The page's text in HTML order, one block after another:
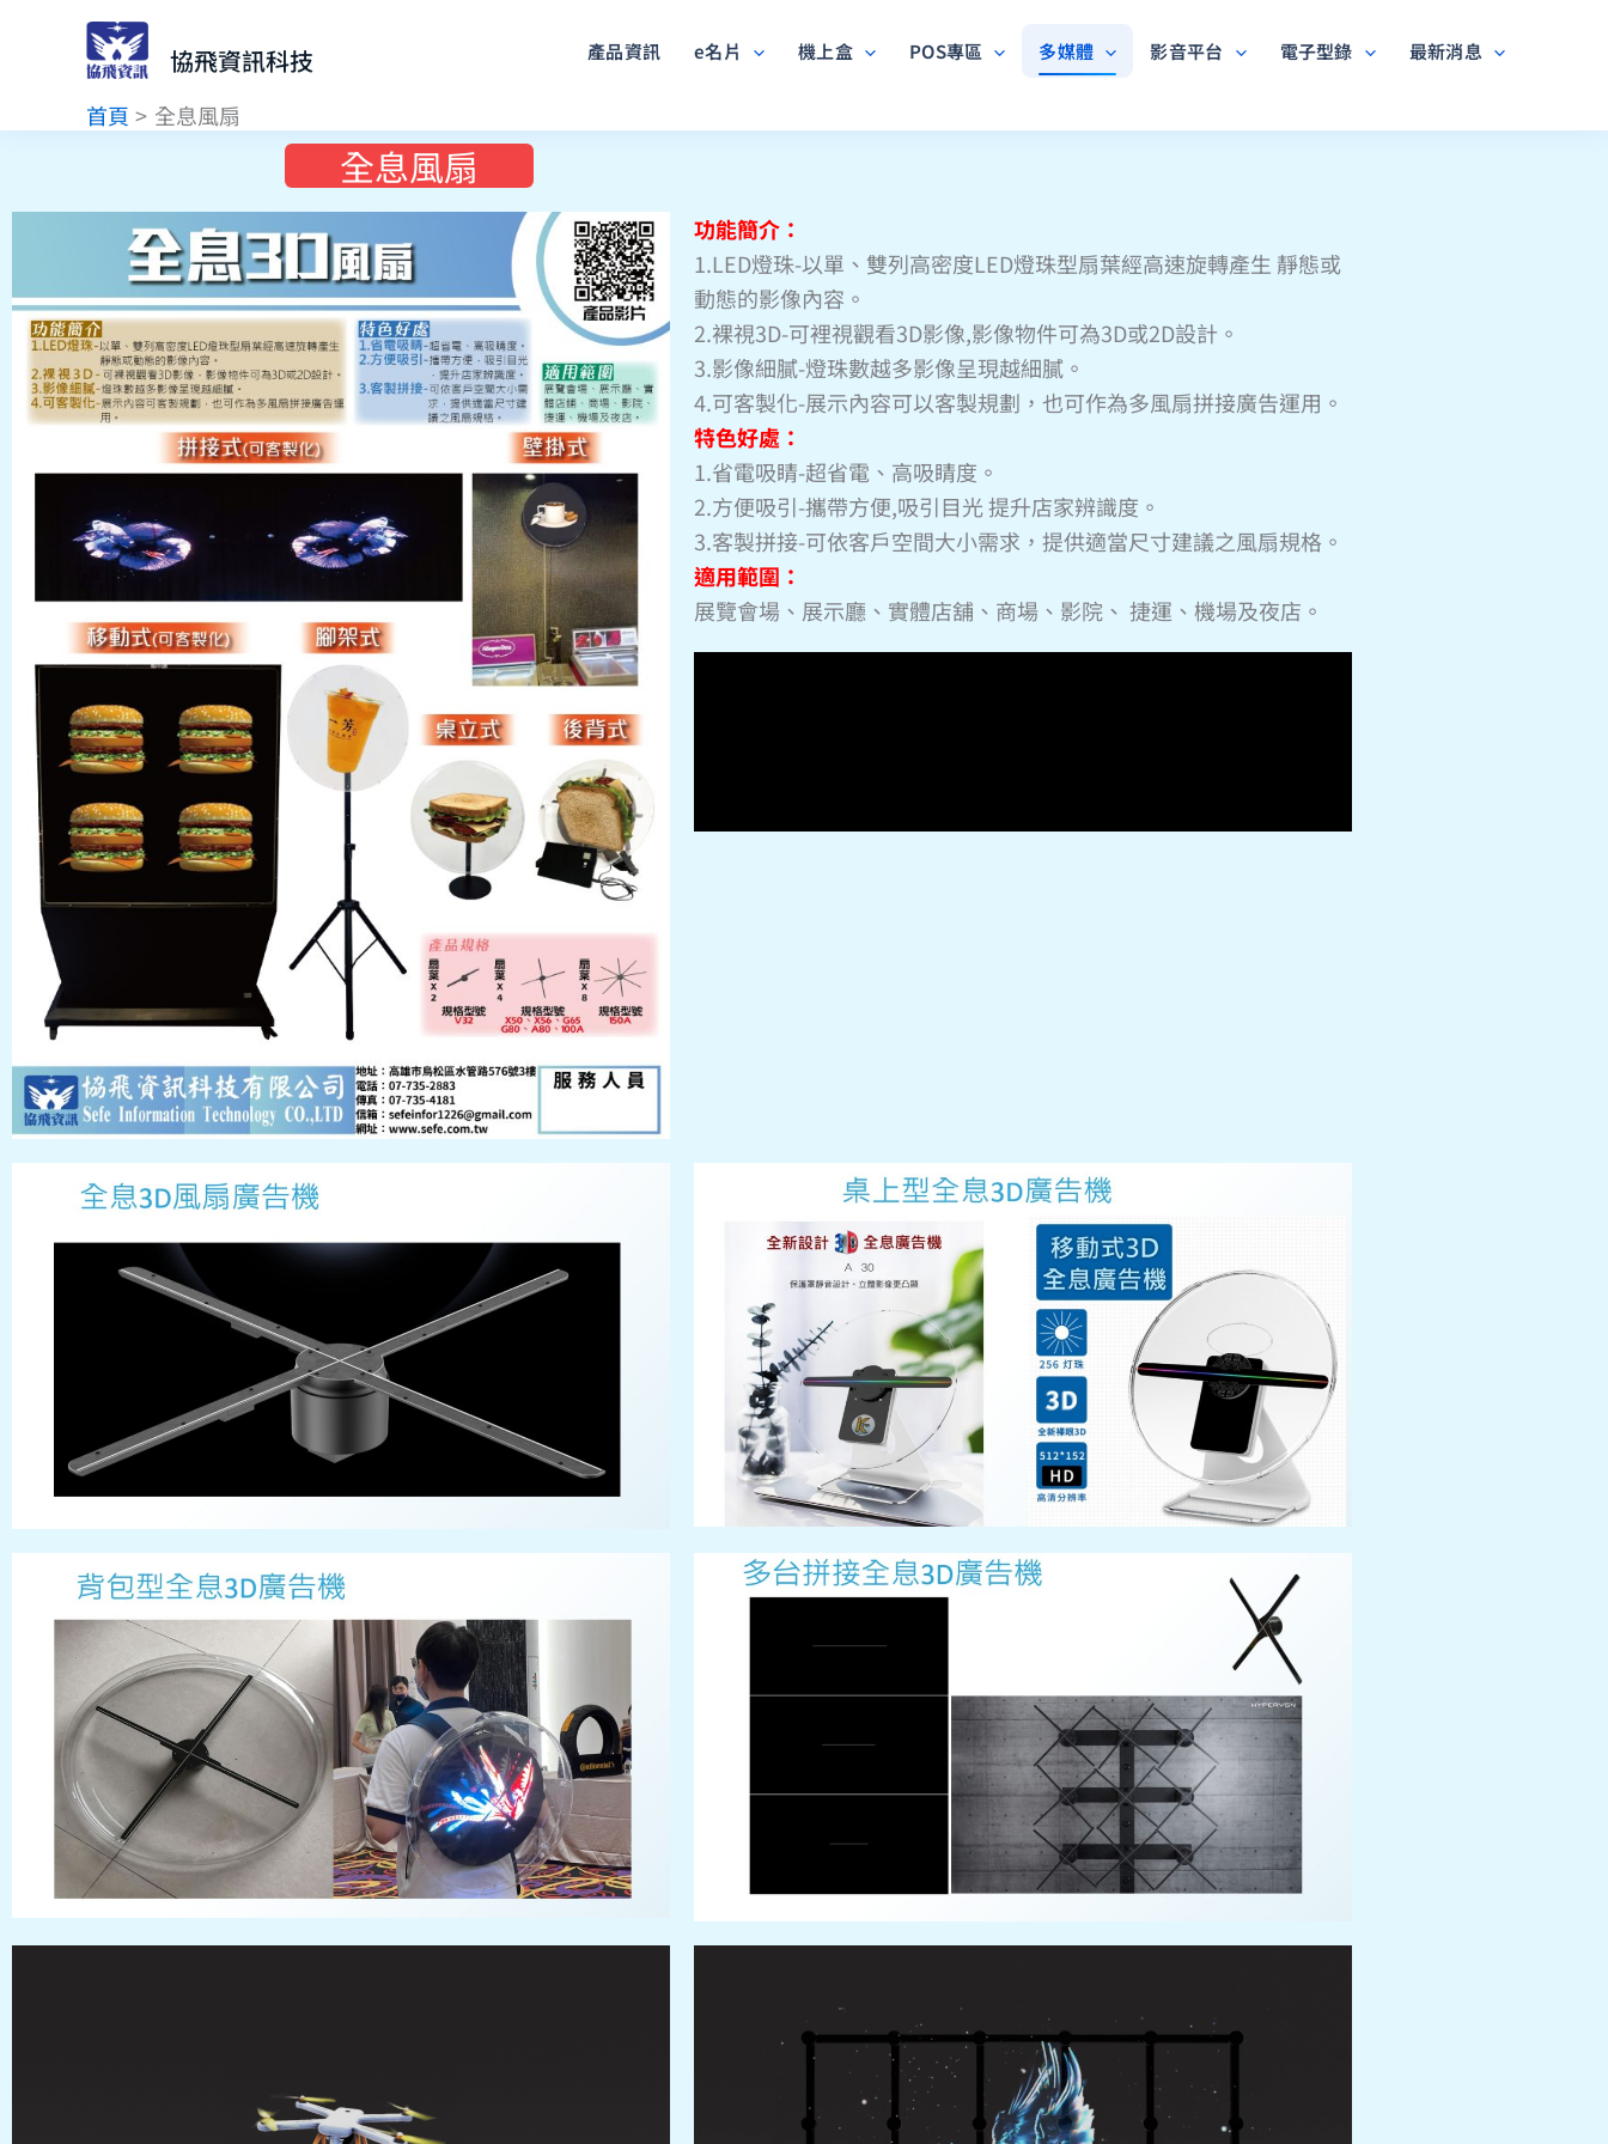
協飛資訊科技 產品資訊 e名片 機上盒 POS專區 多媒體 影音平台 電子型錄 最新消息
首頁 全息風扇
全息風扇
功能簡介：
1.LED燈珠-以單、雙列高密度LED燈珠型扇葉經高速旋轉產生 靜態或
動態的影像內容。
2.裸視3D-可裡視觀看3D影像,影像物件可為3D或2D設計。
3.影像細膩-燈珠數越多影像呈現越細膩。
4.可客製化-展示內容可以客製規劃，也可作為多風扇拼接廣告運用。
特色好處：
1.省電吸睛-超省電、高吸睛度。
2.方便吸引-攜帶方便,吸引目光 提升店家辨識度。
3.客製拼接-可依客戶空間大小需求，提供適當尺寸建議之風扇規格。
適用範圍：
展覽會場、展示廳、實體店舖、商場、影院、 捷運、機場及夜店。